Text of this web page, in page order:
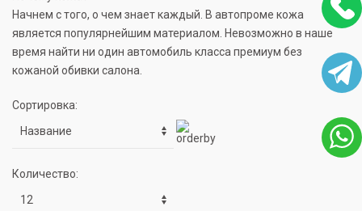
Начнем с того, о чем знает каждый. В автопроме кожа
является популярнейшим материалом. Невозможно в наше
время найти ни один автомобиль класса премиум без
кожаной обивки салона.
Сортировка:
Количество: